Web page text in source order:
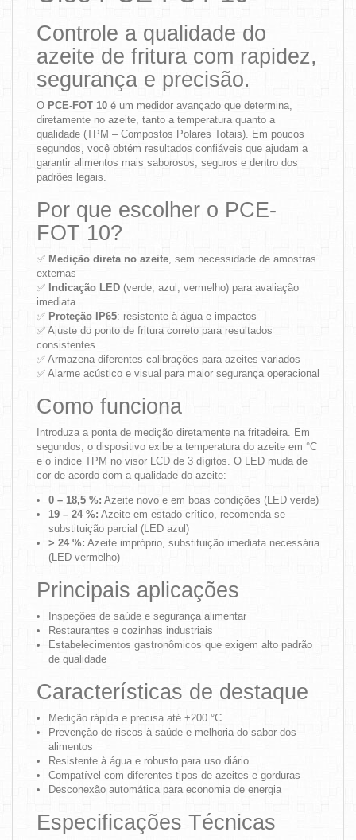
Controle a qualidade do
azeite de fritura com rapidez,
segurança e precisão.
O PCE-FOT 10 é um medidor avançado que determina,
diretamente no azeite, tanto a temperatura quanto a
qualidade (TPM – Compostos Polares Totais). Em poucos
segundos, você obtém resultados confiáveis que ajudam a
garantir alimentos mais saborosos, seguros e dentro dos
padrões legais.
Por que escolher o PCE-
FOT 10?
✅ Medição direta no azeite, sem necessidade de amostras
externas
✅ Indicação LED (verde, azul, vermelho) para avaliação
imediata
✅ Proteção IP65: resistente à água e impactos
✅ Ajuste do ponto de fritura correto para resultados
consistentes
✅ Armazena diferentes calibrações para azeites variados
✅ Alarme acústico e visual para maior segurança operacional
Como funciona
Introduza a ponta de medição diretamente na fritadeira. Em
segundos, o dispositivo exibe a temperatura do azeite em °C
e o índice TPM no visor LCD de 3 dígitos. O LED muda de
cor de acordo com a qualidade do azeite:
0 – 18,5 %: Azeite novo e em boas condições (LED verde)
19 – 24 %: Azeite em estado crítico, recomenda-se
substituição parcial (LED azul)
> 24 %: Azeite impróprio, substituição imediata necessária
(LED vermelho)
Principais aplicações
Inspeções de saúde e segurança alimentar
Restaurantes e cozinhas industriais
Estabelecimentos gastronômicos que exigem alto padrão
de qualidade
Características de destaque
Medição rápida e precisa até +200 °C
Prevenção de riscos à saúde e melhoria do sabor dos
alimentos
Resistente à água e robusto para uso diário
Compatível com diferentes tipos de azeites e gorduras
Desconexão automática para economia de energia
Especificações Técnicas